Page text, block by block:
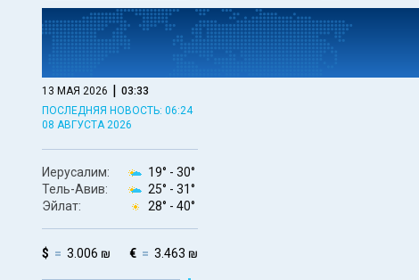
13 МАЯ 2026 | 03:33
ПОСЛЕДНЯЯ НОВОСТЬ: 06:24
08 АВГУСТА 2026
Иерусалим: 19° - 30°
Тель-Авив:
25° - 31°
Эйлат:
28° - 40°
$ 3.006 ₪ € 3.463 ₪